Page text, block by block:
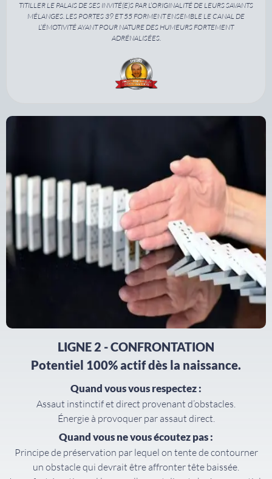
TITILLER LE PALAIS DE SES INVITÉ(E)S PAR L’ORIGINALITÉ DE LEURS SAVANTS
MÉLANGES. LES PORTES 39 ET 55 FORMENT ENSEMBLE LE CANAL DE
L’ÉMOTIVITÉ AYANT POUR NATURE DES HUMEURS FORTEMENT
ADRÉNALISÉES.
LIGNE 2 - CONFRONTATION
Potentiel 100% actif dès la naissance.
Quand vous vous respectez :
Assaut instinctif et direct provenant d’obstacles.
Énergie à provoquer par assaut direct.
Quand vous ne vous écoutez pas :
Principe de préservation par lequel on tente de contourner
un obstacle qui devrait être affronter tête baissée.